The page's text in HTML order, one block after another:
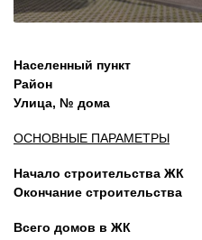
Населенный пункт
Район
Улица, № дома
ОСНОВНЫЕ ПАРАМЕТРЫ
Начало строительства ЖК
Окончание строительства
Всего домов в ЖК